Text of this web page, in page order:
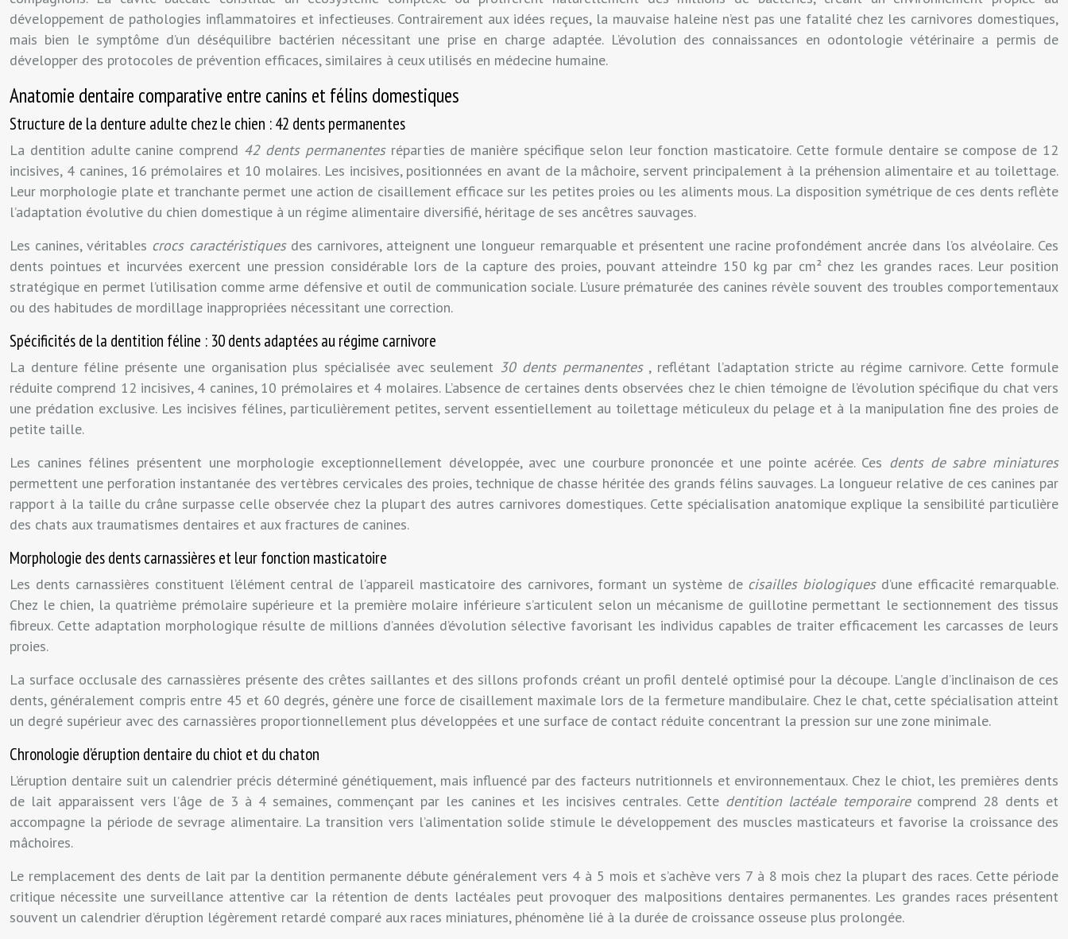
développement de pathologies inflammatoires et infectieuses. Contrairement aux idées reçues, la mauvaise haleine n’est pas une fatalité chez les carnivores domestiques,
mais bien le symptôme d’un déséquilibre bactérien nécessitant une prise en charge adaptée. L’évolution des connaissances en odontologie vétérinaire a permis de
développer des protocoles de prévention efficaces, similaires à ceux utilisés en médecine humaine.
Anatomie dentaire comparative entre canins et félins domestiques
Structure de la denture adulte chez le chien : 42 dents permanentes
La dentition adulte canine comprend 42 dents permanentes réparties de manière spécifique selon leur fonction masticatoire. Cette formule dentaire se compose de 12
incisives, 4 canines, 16 prémolaires et 10 molaires. Les incisives, positionnées en avant de la mâchoire, servent principalement à la préhension alimentaire et au toilettage.
Leur morphologie plate et tranchante permet une action de cisaillement efficace sur les petites proies ou les aliments mous. La disposition symétrique de ces dents reflète
l’adaptation évolutive du chien domestique à un régime alimentaire diversifié, héritage de ses ancêtres sauvages.
Les canines, véritables crocs caractéristiques des carnivores, atteignent une longueur remarquable et présentent une racine profondément ancrée dans l’os alvéolaire. Ces
dents pointues et incurvées exercent une pression considérable lors de la capture des proies, pouvant atteindre 150 kg par cm² chez les grandes races. Leur position
stratégique en permet l’utilisation comme arme défensive et outil de communication sociale. L’usure prématurée des canines révèle souvent des troubles comportementaux
ou des habitudes de mordillage inappropriées nécessitant une correction.
Spécificités de la dentition féline : 30 dents adaptées au régime carnivore
La denture féline présente une organisation plus spécialisée avec seulement 30 dents permanentes , reflétant l’adaptation stricte au régime carnivore. Cette formule
réduite comprend 12 incisives, 4 canines, 10 prémolaires et 4 molaires. L’absence de certaines dents observées chez le chien témoigne de l’évolution spécifique du chat vers
une prédation exclusive. Les incisives félines, particulièrement petites, servent essentiellement au toilettage méticuleux du pelage et à la manipulation fine des proies de
petite taille.
Les canines félines présentent une morphologie exceptionnellement développée, avec une courbure prononcée et une pointe acérée. Ces dents de sabre miniatures
permettent une perforation instantanée des vertèbres cervicales des proies, technique de chasse héritée des grands félins sauvages. La longueur relative de ces canines par
rapport à la taille du crâne surpasse celle observée chez la plupart des autres carnivores domestiques. Cette spécialisation anatomique explique la sensibilité particulière
des chats aux traumatismes dentaires et aux fractures de canines.
Morphologie des dents carnassières et leur fonction masticatoire
Les dents carnassières constituent l’élément central de l’appareil masticatoire des carnivores, formant un système de cisailles biologiques d’une efficacité remarquable.
Chez le chien, la quatrième prémolaire supérieure et la première molaire inférieure s’articulent selon un mécanisme de guillotine permettant le sectionnement des tissus
fibreux. Cette adaptation morphologique résulte de millions d’années d’évolution sélective favorisant les individus capables de traiter efficacement les carcasses de leurs
proies.
La surface occlusale des carnassières présente des crêtes saillantes et des sillons profonds créant un profil dentelé optimisé pour la découpe. L’angle d’inclinaison de ces
dents, généralement compris entre 45 et 60 degrés, génère une force de cisaillement maximale lors de la fermeture mandibulaire. Chez le chat, cette spécialisation atteint
un degré supérieur avec des carnassières proportionnellement plus développées et une surface de contact réduite concentrant la pression sur une zone minimale.
Chronologie d’éruption dentaire du chiot et du chaton
L’éruption dentaire suit un calendrier précis déterminé génétiquement, mais influencé par des facteurs nutritionnels et environnementaux. Chez le chiot, les premières dents
de lait apparaissent vers l’âge de 3 à 4 semaines, commençant par les canines et les incisives centrales. Cette dentition lactéale temporaire comprend 28 dents et
accompagne la période de sevrage alimentaire. La transition vers l’alimentation solide stimule le développement des muscles masticateurs et favorise la croissance des
mâchoires.
Le remplacement des dents de lait par la dentition permanente débute généralement vers 4 à 5 mois et s’achève vers 7 à 8 mois chez la plupart des races. Cette période
critique nécessite une surveillance attentive car la rétention de dents lactéales peut provoquer des malpositions dentaires permanentes. Les grandes races présentent
souvent un calendrier d’éruption légèrement retardé comparé aux races miniatures, phénomène lié à la durée de croissance osseuse plus prolongée.